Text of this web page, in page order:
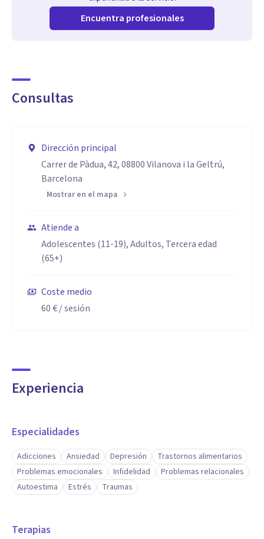
Encuentra profesionales
Consultas
Dirección principal
Carrer de Pàdua, 42, 08800 Vilanova i la Geltrú,
Barcelona
Mostrar en el mapa
Atiende a
Adolescentes (11-19), Adultos, Tercera edad
(65+)
Coste medio
60 €/ sesión
Experiencia
Especialidades
Adicciones Ansiedad Depresión
Trastornos alimentarios
Problemas emocionales
Infidelidad
Problemas relacionales
Autoestima
Estrés Traumas
Terapias